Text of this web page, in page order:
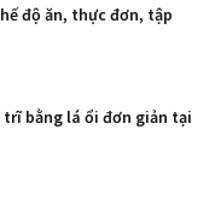
độ ăn, thực đơn, tập
trĩ bằng lá ổi đơn giản tại